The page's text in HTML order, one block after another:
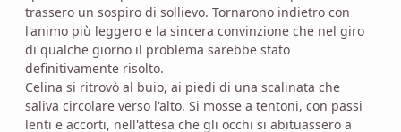
trassero un sospiro di sollievo. Tornarono indietro con
l'animo più leggero e la sincera convinzione che nel giro
di qualche giorno il problema sarebbe stato
definitivamente risolto.
Celina si ritrovò al buio, ai piedi di una scalinata che
saliva circolare verso l'alto. Si mosse a tentoni, con passi
lenti e accorti, nell'attesa che gli occhi si abituassero a